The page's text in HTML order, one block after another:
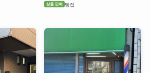
상품 판매 빵집